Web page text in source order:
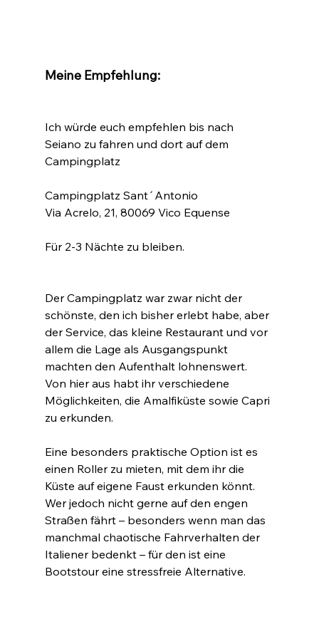
Meine Empfehlung:
Ich würde euch empfehlen bis nach
Seiano zu fahren und dort auf dem
Campingplatz
Campingplatz Sant´Antonio
Via Acrelo, 21, 80069 Vico Equense
Für 2-3 Nächte zu bleiben.
Der Campingplatz war zwar nicht der
schönste, den ich bisher erlebt habe, aber
der Service, das kleine Restaurant und vor
allem die Lage als Ausgangspunkt
machten den Aufenthalt lohnenswert.
Von hier aus habt ihr verschiedene
Möglichkeiten, die Amalfiküste sowie Capri
zu erkunden.
Eine besonders praktische Option ist es
einen Roller zu mieten, mit dem ihr die
Küste auf eigene Faust erkunden könnt.
Wer jedoch nicht gerne auf den engen
Straßen fährt – besonders wenn man das
manchmal chaotische Fahrverhalten der
Italiener bedenkt – für den ist eine
Bootstour eine stressfreie Alternative.